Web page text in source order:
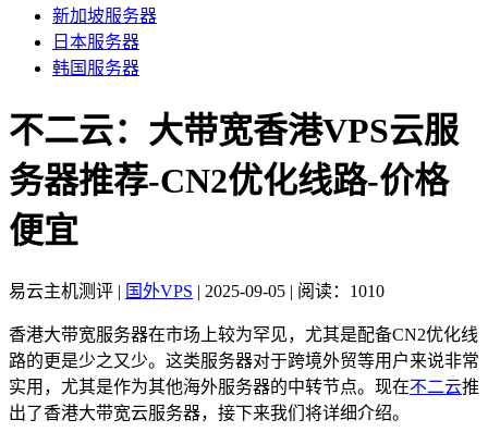
新加坡服务器
日本服务器
韩国服务器
不二云：大带宽香港VPS云服
务器推荐-CN2优化线路-价格
便宜
易云主机测评 | 国外VPS | 2025-09-05 | 阅读：1010
香港大带宽服务器在市场上较为罕见，尤其是配备CN2优化线
路的更是少之又少。这类服务器对于跨境外贸等用户来说非常
实用，尤其是作为其他海外服务器的中转节点。现在不二云推
出了香港大带宽云服务器，接下来我们将详细介绍。